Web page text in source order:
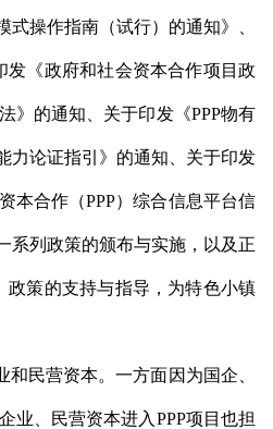
操作指南（试行）的通知》、
发《政府和社会资本合作项目政
》的通知、关于印发《PPP物有
力论证指引》的通知、关于印发
本合作（PPP）综合信息平台信
系列政策的颁布与实施，以及正
政策的支持与指导，为特色小镇
民营资本。一方面因为国企、
业、民营资本进入PPP项目也担